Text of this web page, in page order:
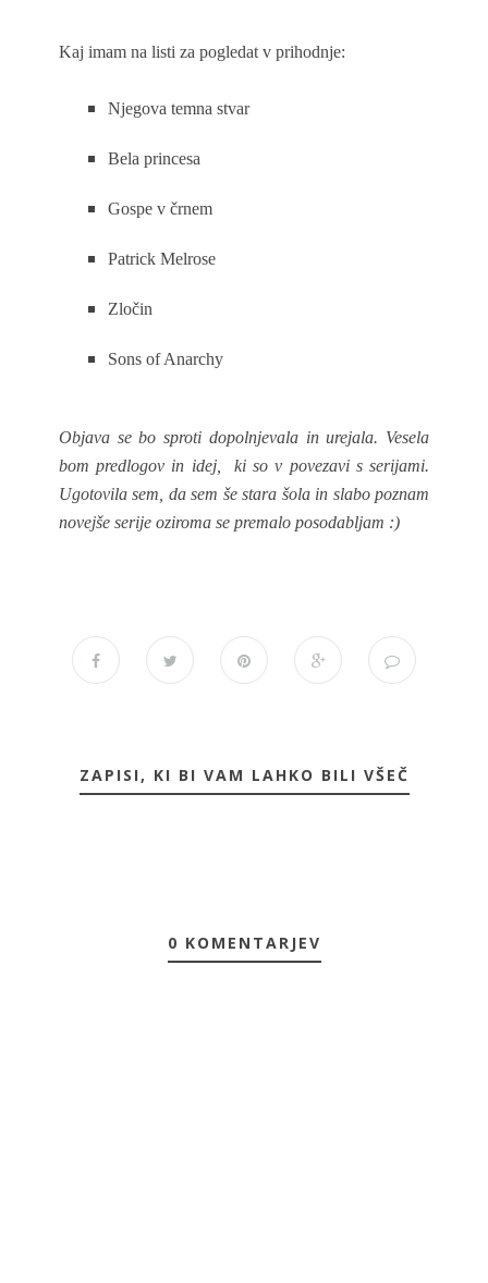
Kaj imam na listi za pogledat v prihodnje:
Njegova temna stvar
Bela princesa
Gospe v črnem
Patrick Melrose
Zločin
Sons of Anarchy
Objava se bo sproti dopolnjevala in urejala. Vesela
bom predlogov in idej, ki so v povezavi s serijami.
Ugotovila sem, da sem še stara šola in slabo poznam
novejše serije oziroma se premalo posodabljam :)
ZAPISI, KI BI VAM LAHKO BILI VŠEČ
0 KOMENTARJEV